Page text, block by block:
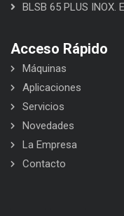
BLSB 65 PLUS
Acceso Rápido
Máquinas
Aplicaciones
Servicios
Novedades
La Empresa
Contacto